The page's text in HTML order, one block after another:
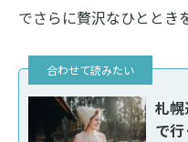
でさらに贅沢なひととき
札
で